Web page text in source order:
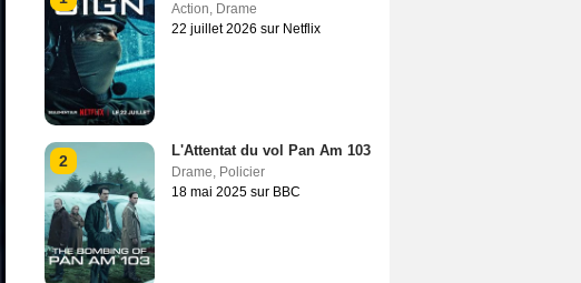
Action Drame
22 juillet 2026 sur Netflix
2
L'Attentat du vol Pan Am 103
Drame Policier
18 mai 2025 sur BBC